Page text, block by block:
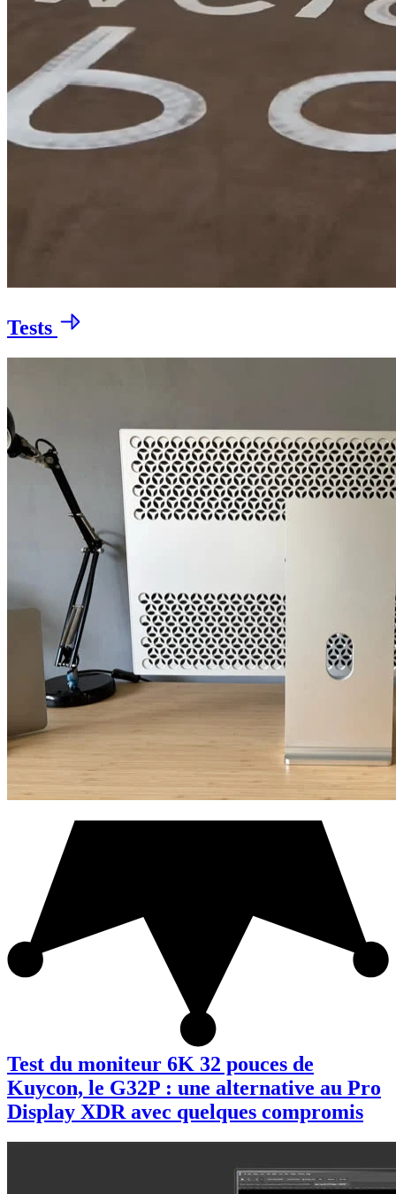
Tests
Test du moniteur 6K 32 pouces de
Kuycon, le G32P : une alternative au Pro
Display XDR avec quelques compromis